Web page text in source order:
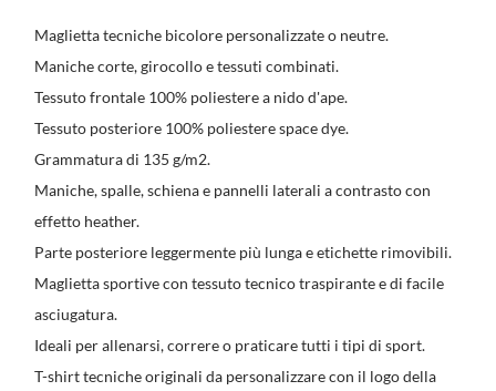
Maglietta tecniche bicolore personalizzate o neutre.
Maniche corte, girocollo e tessuti combinati.
Tessuto frontale 100% poliestere a nido d'ape.
Tessuto posteriore 100% poliestere space dye.
Grammatura di 135 g/m2.
Maniche, spalle, schiena e pannelli laterali a contrasto con
effetto heather.
Parte posteriore leggermente più lunga e etichette rimovibili.
Maglietta sportive con tessuto tecnico traspirante e di facile
asciugatura.
Ideali per allenarsi, correre o praticare tutti i tipi di sport.
T-shirt tecniche originali da personalizzare con il logo della